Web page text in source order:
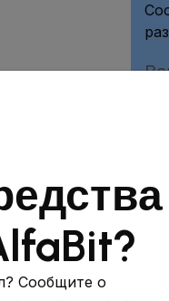
обратной
с
Сообщите о